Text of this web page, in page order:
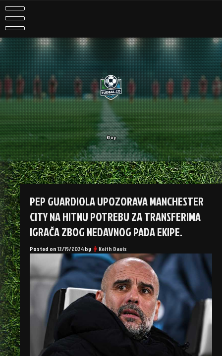
Skip
to
content
Blog
PEP GUARDIOLA UPOZORAVA MANCHESTER
CITY NA HITNU POTREBU ZA TRANSFERIMA
IGRAČA ZBOG NEDAVNOG PADA EKIPE.
Posted on12/15/2024by Keith Davis